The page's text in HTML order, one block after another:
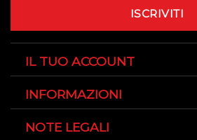
IL TUO ACCOUNT
INFORMAZIONI
NOTE LEGALI